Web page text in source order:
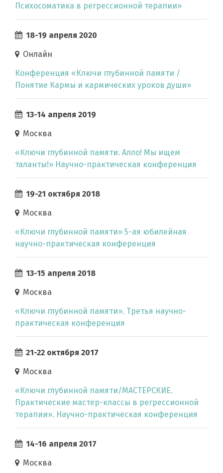
Психосоматика в регрессионной терапии»
18-19 апреля 2020
Онлайн
Конференция «Ключи глубинной памяти /
Понятие Кармы и кармических уроков души»
13-14 апреля 2019
Москва
«Ключи глубинной памяти. Алло! Мы ищем
таланты!» Научно-практическая конференция
19-21 октября 2018
Москва
«Ключи глубинной памяти» 5-ая юбилейная
научно-практическая конференция
13-15 апреля 2018
Москва
«Ключи глубинной памяти». Третья научно-
практическая конференция
21-22 октября 2017
Москва
«Ключи глубинной памяти/МАСТЕРСКИЕ.
Практические мастер-классы в регрессионной
терапии». Научно-практическая конференция
14-16 апреля 2017
Москва